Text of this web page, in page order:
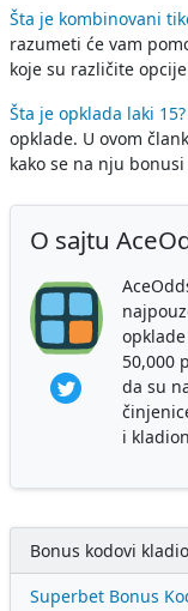
Šta je kombinovani
razumeti će vam
koje su različite
Šta je opklada laki 15?
opklade. U ovom
kako se na nju
O sajtu
50,000
da su
i
Bonus kodovi
Superbet Bonus